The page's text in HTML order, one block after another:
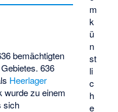
m
k
ü
n
st
li
c
h
e
bemächtigten
636
Heerlager
wurde zu einem
sich